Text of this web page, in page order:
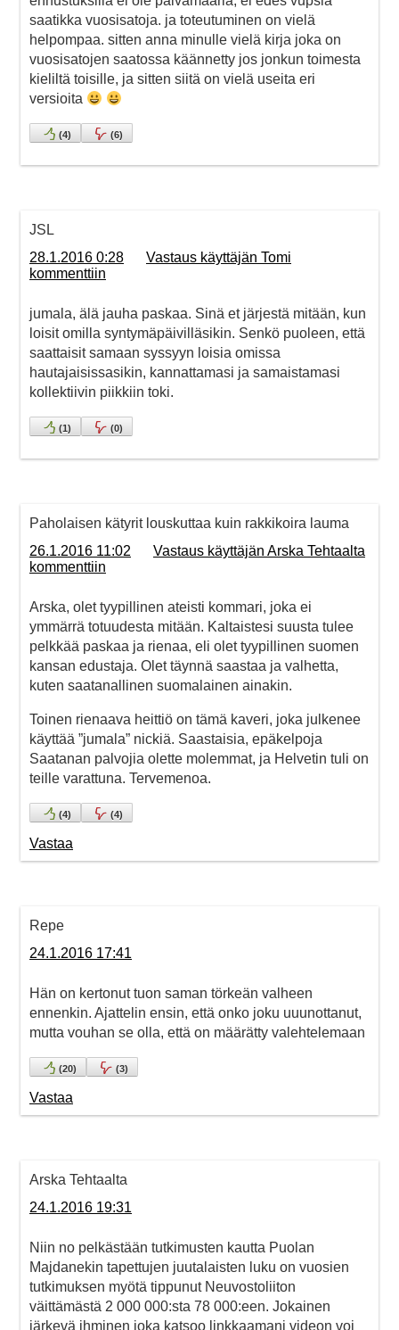
saatikka vuosisatoja. ja toteutuminen on vielä
helpompaa. sitten anna minulle vielä kirja joka on
vuosisatojen saatossa käännetty jos jonkun toimesta
kieliltä toisille, ja sitten siitä on vielä useita eri
versioita
(4) (6)
JSL
28.1.2016 0:28
Vastaus käyttäjän Tomi
kommenttiin
jumala, älä jauha paskaa. Sinä et järjestä mitään, kun
loisit omilla syntymäpäivilläsikin. Senkö puoleen, että
saattaisit samaan syssyyn loisia omissa
hautajaisissasikin, kannattamasi ja samaistamasi
kollektiivin piikkiin toki.
(1) (0)
Paholaisen kätyrit louskuttaa kuin rakkikoira lauma
26.1.2016 11:02
Vastaus käyttäjän Arska Tehtaalta
kommenttiin
Arska, olet tyypillinen ateisti kommari, joka ei
ymmärrä totuudesta mitään. Kaltaistesi suusta tulee
pelkkää paskaa ja rienaa, eli olet tyypillinen suomen
kansan edustaja. Olet täynnä saastaa ja valhetta,
kuten saatanallinen suomalainen ainakin.
Toinen rienaava heittiö on tämä kaveri, joka julkenee
käyttää ”jumala” nickiä. Saastaisia, epäkelpoja
Saatanan palvojia olette molemmat, ja Helvetin tuli on
teille varattuna. Tervemenoa.
(4) (4)
Vastaa
Repe
24.1.2016 17:41
Hän on kertonut tuon saman törkeän valheen
ennenkin. Ajattelin ensin, että onko joku uuunottanut,
mutta vouhan se olla, että on määrätty valehtelemaan
(20) (3)
Vastaa
Arska Tehtaalta
24.1.2016 19:31
Niin no pelkästään tutkimusten kautta Puolan
Majdanekin tapettujen juutalaisten luku on vuosien
tutkimuksen myötä tippunut Neuvostoliiton
väittämästä 2 000 000:sta 78 000:een. Jokainen
järkevä ihminen joka katsoo linkkaamani videon voi